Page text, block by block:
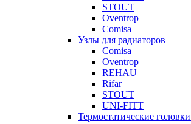
STOUT
Oventrop
Comisa
Узлы для радиаторов
Comisa
Oventrop
REHAU
Rifar
STOUT
UNI-FITT
Термостатические головки